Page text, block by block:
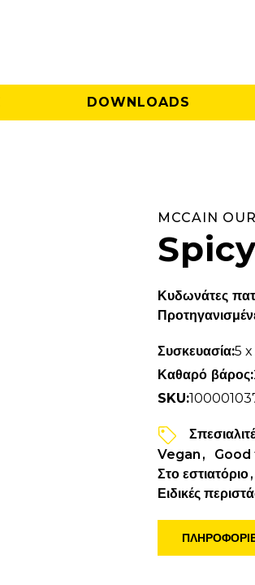
DOWNLOADS
MCCAIN
Κυδωνάτες
Συσκευασία:5
Καθαρό βάρος:
SKU:
Vegan
Good
Στο εστιατόριο
Ειδικές